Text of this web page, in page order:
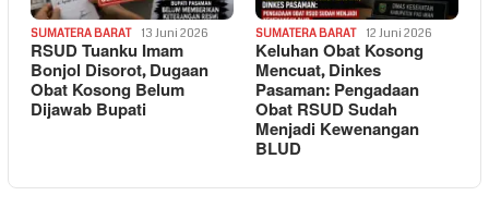
SUMATERA BARAT 13 Juni 2026
RSUD Tuanku Imam
Bonjol Disorot, Dugaan
Obat Kosong Belum
Dijawab Bupati
SUMATERA BARAT 12 Juni 2026
Keluhan Obat Kosong
Mencuat, Dinkes
Pasaman: Pengadaan
Obat RSUD Sudah
Menjadi Kewenangan
BLUD